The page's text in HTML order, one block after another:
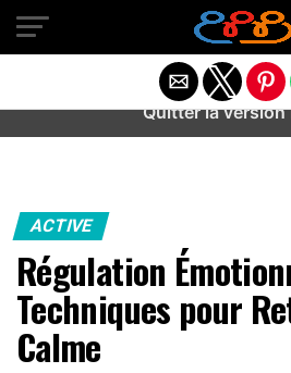
Warning
: preg_match(): Unknown
/home/u589487443/domains/
content/plugins/idev-post-views/
ACTIVE
Régulation
Techniques pour
Calme
Quitter la version